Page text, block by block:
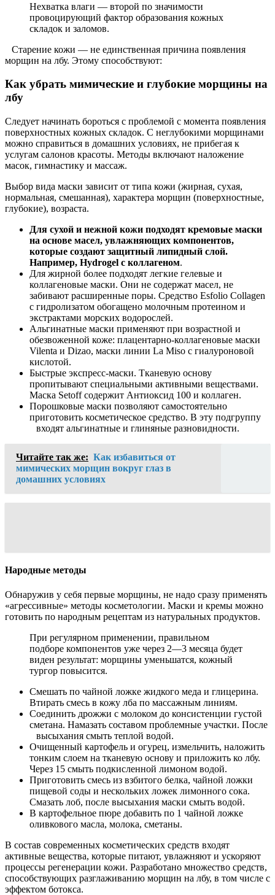
Нехватка влаги — второй по значимости
провоцирующий фактор образования кожных
складок и заломов.
Старение кожи — не единственная причина появления
морщин на лбу. Этому способствуют:
Как убрать мимические и глубокие морщины на
лбу
Следует начинать бороться с проблемой с момента появления
поверхностных кожных складок. С неглубокими морщинами
можно справиться в домашних условиях, не прибегая к
услугам салонов красоты. Методы включают наложение
масок, гимнастику и массаж.
Выбор вида маски зависит от типа кожи (жирная, сухая,
нормальная, смешанная), характера морщин (поверхностные,
глубокие), возраста.
Для сухой и нежной кожи подходят кремовые маски
на основе масел, увлажняющих компонентов,
которые создают защитный липидный слой.
Например, Hydrogel c коллагеном.
Для жирной более подходят легкие гелевые и
коллагеновые маски. Они не содержат масел, не
забивают расширенные поры. Средство Esfolio Collagen
с гидролизатом обогащено молочным протеином и
экстрактами морских водорослей.
Альгинатные маски применяют при возрастной и
обезвоженной коже: плацентарно-коллагеновые маски
Vilenta и Dizao, маски линии La Miso с гиалуроновой
кислотой.
Быстрые экспресс-маски. Тканевую основу
пропитывают специальными активными веществами.
Маска Setoff содержит Антиоксид 100 и коллаген.
Порошковые маски позволяют самостоятельно
приготовить косметическое средство. В эту подгруппу
входят альгинатные и глиняные разновидности.
Читайте так же: Как избавиться от
мимических морщин вокруг глаз в
домашних условиях
Народные методы
Обнаружив у себя первые морщины, не надо сразу применять
«агрессивные» методы косметологии. Маски и кремы можно
готовить по народным рецептам из натуральных продуктов.
При регулярном применении, правильном
подборе компонентов уже через 2—3 месяца будет
виден результат: морщины уменьшатся, кожный
тургор повысится.
Смешать по чайной ложке жидкого меда и глицерина.
Втирать смесь в кожу лба по массажным линиям.
Соединить дрожжи с молоком до консистенции густой
сметана. Намазать составом проблемные участки. После
высыхания смыть теплой водой.
Очищенный картофель и огурец, измельчить, наложить
тонким слоем на тканевую основу и приложить ко лбу.
Через 15 смыть подкисленной лимоном водой.
Приготовить смесь из взбитого белка, чайной ложки
пищевой соды и нескольких ложек лимонного сока.
Смазать лоб, после высыхания маски смыть водой.
В картофельное пюре добавить по 1 чайной ложке
оливкового масла, молока, сметаны.
В состав современных косметических средств входят
активные вещества, которые питают, увлажняют и ускоряют
процессы регенерации кожи. Разработано множество средств,
способствующих разглаживанию морщин на лбу, в том числе с
эффектом ботокса.